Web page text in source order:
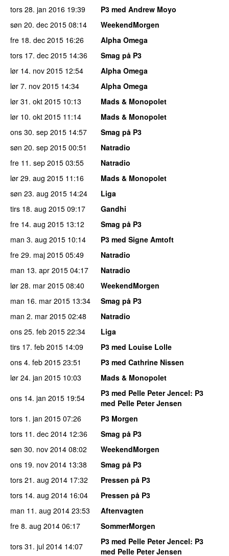
tors 28. jan 2016 19:39
P3 med Andrew Moyo
søn 20. dec 2015 08:14
WeekendMorgen
fre 18. dec 2015 16:26
Alpha Omega
tors 17. dec 2015 14:36
Smag på P3
lør 14. nov 2015 12:54
Alpha Omega
lør 7. nov 2015 14:34
Alpha Omega
lør 31. okt 2015 10:13
Mads & Monopolet
lør 10. okt 2015 11:14
Mads & Monopolet
ons 30. sep 2015 14:57
Smag på P3
søn 20. sep 2015 00:51
Natradio
fre 11. sep 2015 03:55
Natradio
lør 29. aug 2015 11:16
Mads & Monopolet
søn 23. aug 2015 14:24
Liga
tirs 18. aug 2015 09:17
Gandhi
fre 14. aug 2015 13:12
Smag på P3
man 3. aug 2015 10:14
P3 med Signe Amtoft
fre 29. maj 2015 05:49
Natradio
man 13. apr 2015 04:17
Natradio
lør 28. mar 2015 08:40
WeekendMorgen
man 16. mar 2015 13:34
Smag på P3
man 2. mar 2015 02:48
Natradio
ons 25. feb 2015 22:34
Liga
tirs 17. feb 2015 14:09
P3 med Louise Lolle
ons 4. feb 2015 23:51
P3 med Cathrine Nissen
lør 24. jan 2015 10:03
Mads & Monopolet
ons 14. jan 2015 19:54 P3 med Pelle Peter Jencel: P3
med Pelle Peter Jensen
tors 1. jan 2015 07:26
P3 Morgen
tors 11. dec 2014 12:36
Smag på P3
søn 30. nov 2014 08:02
WeekendMorgen
ons 19. nov 2014 13:38
Smag på P3
tors 21. aug 2014 17:32
Pressen på P3
tors 14. aug 2014 16:04
Pressen på P3
man 11. aug 2014 23:53
Aftenvagten
fre 8. aug 2014 06:17
SommerMorgen
tors 31. jul 2014 14:07 P3 med Pelle Peter Jencel: P3
med Pelle Peter Jensen